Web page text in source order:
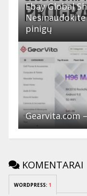
Ebay Global
pinigų
Gearvita.com
KOMENTARAI
WORDPRESS: 1